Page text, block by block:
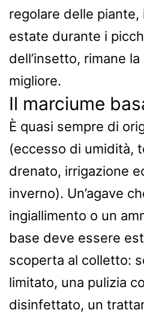
regolare delle
estate durante i
dell’insetto, rimane
migliore.
Il marciume
È quasi sempre di
(eccesso di umidità,
drenato, irrigazione
inverno). Un’agave
ingiallimento o un
base deve essere
scoperta al colletto:
limitato, una pulizia
disinfettato, un